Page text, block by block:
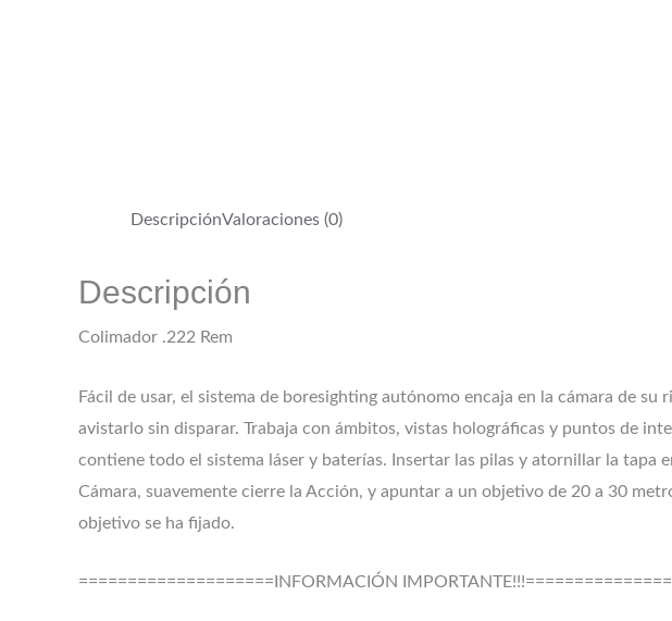
DescripciónValoraciones (0)
Descripción
Colimador .222 Rem
Fácil de usar, el sistema de boresighting autónomo encaja en la cámara de
avistarlo sin disparar. Trabaja con ámbitos, vistas holográficas y puntos de
contiene todo el sistema láser y baterías. Insertar las pilas y atornillar la tapa
Cámara, suavemente cierre la Acción, y apuntar a un objetivo de 20 a 30
objetivo se ha fijado.
====================INFORMACIÓN